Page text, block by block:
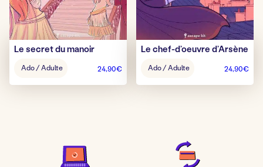
Le secret du manoir
pour
Ado / Adulte 24,90€
Le chef-d’oeuvre d’Arsène
pour
Ado / Adulte 24,90€